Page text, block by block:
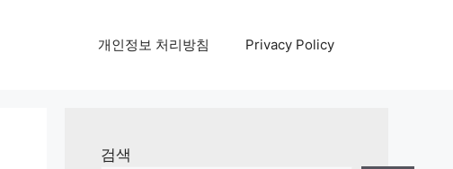
개인정보 처리방침 Privacy Policy
검색